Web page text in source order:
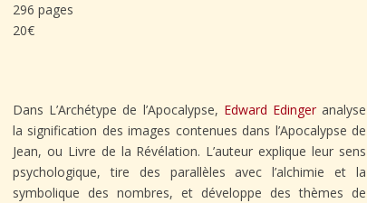
296 pages
20€
Dans L’Archétype de l’Apocalypse, Edward Edingeranalyse
la signification des images contenues dans l’Apocalypse de
Jean, ou Livre de la Révélation. L’auteur explique leur sens
psychologique, tire des parallèles avec l’alchimie et la
symbolique des nombres, et développe des thèmes de